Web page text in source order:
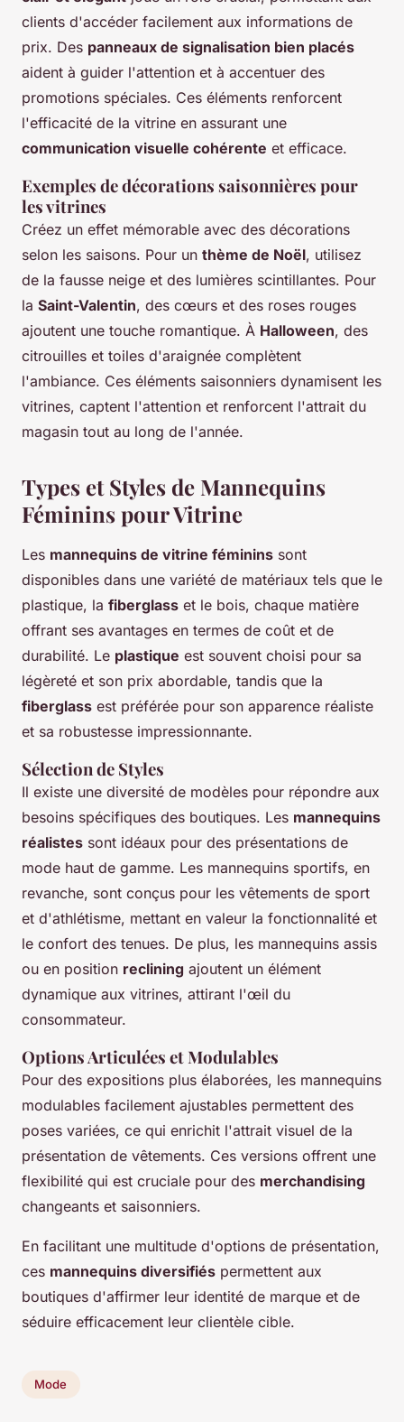
clients d'accéder facilement aux informations de
prix. Des panneaux de signalisation bien placés
aident à guider l'attention et à accentuer des
promotions spéciales. Ces éléments renforcent
l'efficacité de la vitrine en assurant une
communication visuelle cohérente et efficace.
Exemples de décorations saisonnières pour
les vitrines
Créez un effet mémorable avec des décorations
selon les saisons. Pour un thème de Noël, utilisez
de la fausse neige et des lumières scintillantes. Pour
la Saint-Valentin, des cœurs et des roses rouges
ajoutent une touche romantique. À Halloween, des
citrouilles et toiles d'araignée complètent
l'ambiance. Ces éléments saisonniers dynamisent les
vitrines, captent l'attention et renforcent l'attrait du
magasin tout au long de l'année.
Types et Styles de Mannequins
Féminins pour Vitrine
Les mannequins de vitrine féminins sont
disponibles dans une variété de matériaux tels que le
plastique, la fiberglass et le bois, chaque matière
offrant ses avantages en termes de coût et de
durabilité. Le plastique est souvent choisi pour sa
légèreté et son prix abordable, tandis que la
fiberglass est préférée pour son apparence réaliste
et sa robustesse impressionnante.
Sélection de Styles
Il existe une diversité de modèles pour répondre aux
besoins spécifiques des boutiques. Les mannequins
réalistes sont idéaux pour des présentations de
mode haut de gamme. Les mannequins sportifs, en
revanche, sont conçus pour les vêtements de sport
et d'athlétisme, mettant en valeur la fonctionnalité et
le confort des tenues. De plus, les mannequins assis
ou en position reclining ajoutent un élément
dynamique aux vitrines, attirant l'œil du
consommateur.
Options Articulées et Modulables
Pour des expositions plus élaborées, les mannequins
modulables facilement ajustables permettent des
poses variées, ce qui enrichit l'attrait visuel de la
présentation de vêtements. Ces versions offrent une
flexibilité qui est cruciale pour des merchandising
changeants et saisonniers.
En facilitant une multitude d'options de présentation,
ces mannequins diversifiés permettent aux
boutiques d'affirmer leur identité de marque et de
séduire efficacement leur clientèle cible.
Mode